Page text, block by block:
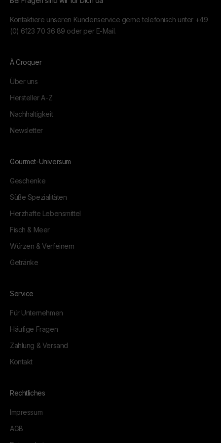
Kontaktiere unseren Kundenservice gerne telefonisch unter +49
(0) 6123 70 36 89 oder per E-Mail.
À Croquer
Über uns
Hersteller A-Z
Nachhaltigkeit
Newsletter
Gourmet-Universum
Geschenke
Süße Spezialitäten
Herzhafte Lebensmittel
Fisch & Meer
Würzen & Verfeinern
Getränke
Service
Für Unternehmen
Häufige Fragen
Zahlung & Versand
Kontakt
Rechtliches
Impressum
AGB